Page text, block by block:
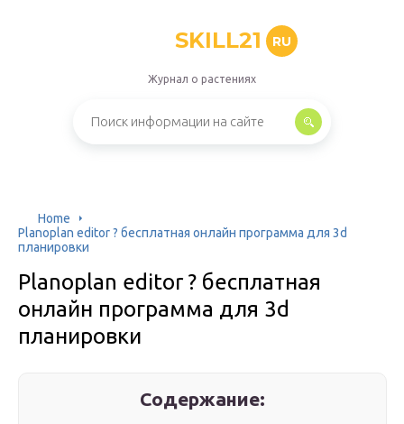
SKILL21 RU
Журнал о растениях
Home
Planoplan editor ? бесплатная онлайн программа для 3d
планировки
Planoplan editor ? бесплатная
онлайн программа для 3d
планировки
Содержание: